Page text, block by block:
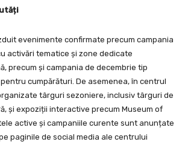
evenimente confirmate precum campania
cu activări tematice și zone dedicate
precum și campania de decembrie tip
cumpărături. De asemenea, în centrul
târguri sezoniere, inclusiv târguri de
și expoziții interactive precum Museum of
active și campaniile curente sunt anunțate
paginile de social media ale centrului